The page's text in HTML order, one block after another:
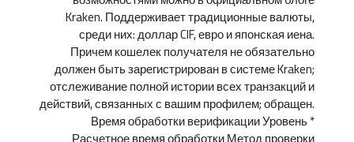
Kraken. Поддерживает традиционные валюты,
среди них: доллар CIF, евро и японская иена.
Причем кошелек получателя не обязательно
должен быть зарегистрирован в системе Kraken;
отслеживание полной истории всех транзакций и
действий, связанных с вашим профилем; обращен.
Время обработки верификации Уровень *